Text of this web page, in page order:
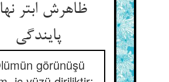
ظاهرش ابتر
پایندگی‌‌
görünüşü